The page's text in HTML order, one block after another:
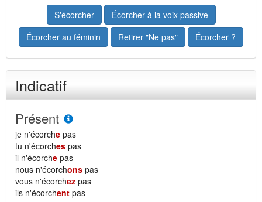
S'écorcher
Écorcher à la voix passive
Écorcher au féminin
Retirer "Ne pas" Écorcher ?
Indicatif
Présent
je n'écorche pas
tu n'écorches pas
il n'écorche pas
nous n'écorchons pas
vous n'écorchez pas
ils n'écorchent pas